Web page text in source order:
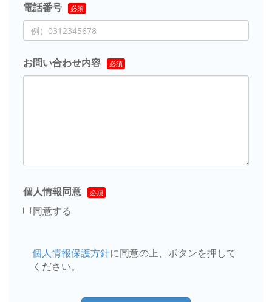
電話番号
お問い合わせ内容
個人情報同意
同意する
個人情報保護方針に同意の上、ボタンを押して
ください。